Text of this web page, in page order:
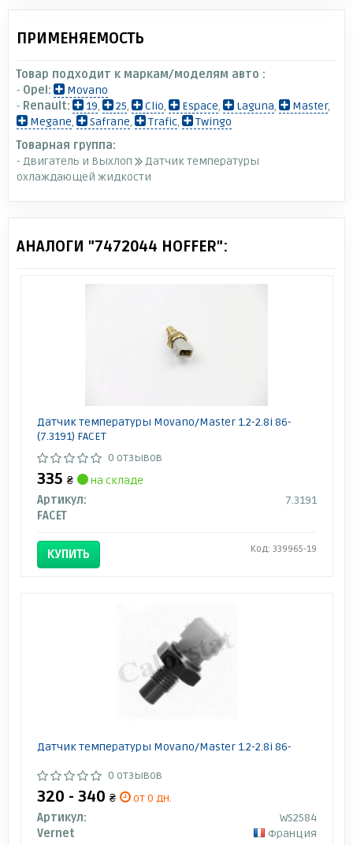
ПРИМЕНЯЕМОСТЬ
Товар подходит к маркам/моделям авто :
- Opel:
Movano
- Renault: 19, 25, Clio, Espace, Laguna, Master,
Megane, Safrane, Trafic,
Twingo
Товарная группа:
- Двигатель и Выхлоп
Датчик температуры
охлаждающей жидкости
АНАЛОГИ "7472044 HOFFER":
Датчик температуры Movano/Master 1.2-2.8i 86-
(7.3191) FACET
0 отзывов
335 ₴
на складе
Артикул:
7.3191
FACET
КУПИТЬ Код: 339965-19
Датчик температуры Movano/Master 1.2-2.8i 86-
0 отзывов
320 - 340 ₴
от 0 дн.
Артикул:
WS2584
Vernet
Франция